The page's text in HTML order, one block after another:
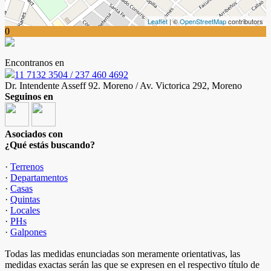
Leaflet | ©OpenStreetMapcontributors
0
Encontranos en
11 7132 3504 / 237 460 4692
Dr. Intendente Asseff 92. Moreno / Av. Victorica 292, Moreno
Seguinos en
Asociados con
¿Qué estás buscando?
· Terrenos
· Departamentos
· Casas
· Quintas
· Locales
· PHs
· Galpones
Todas las medidas enunciadas son meramente orientativas, las
medidas exactas serán las que se expresen en el respectivo título de